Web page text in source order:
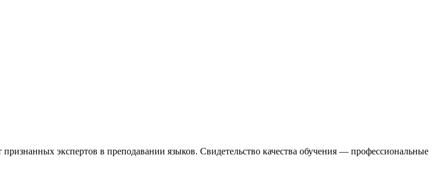
экспертов в преподавании языков. Свидетельство качества обучения — профессиональные